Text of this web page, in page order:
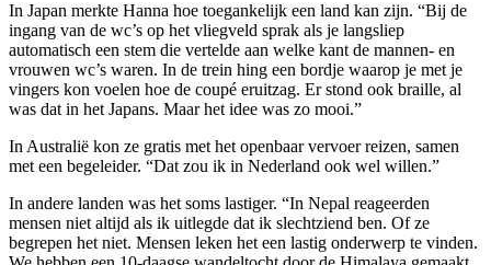
In Japan merkte Hanna hoe toegankelijk een land kan zijn. “Bij de
ingang van de wc’s op het vliegveld sprak als je langsliep
automatisch een stem die vertelde aan welke kant de mannen- en
vrouwen wc’s waren. In de trein hing een bordje waarop je met je
vingers kon voelen hoe de coupé eruitzag. Er stond ook braille, al
was dat in het Japans. Maar het idee was zo mooi.”
In Australië kon ze gratis met het openbaar vervoer reizen, samen
met een begeleider. “Dat zou ik in Nederland ook wel willen.”
In andere landen was het soms lastiger. “In Nepal reageerden
mensen niet altijd als ik uitlegde dat ik slechtziend ben. Of ze
begrepen het niet. Mensen leken het een lastig onderwerp te vinden.